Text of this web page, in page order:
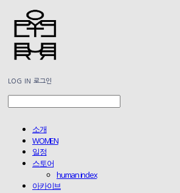
LOG IN 로그인
소개
WOMEN
일정
스토어
human index
아카이브